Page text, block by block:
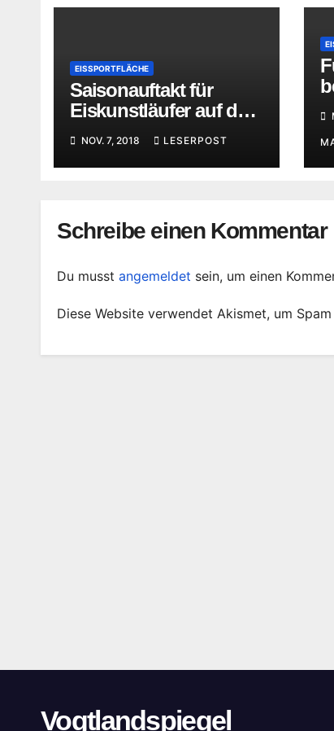
EISSPORTFLÄCHE
Saisonauftakt für
Eiskunstläufer auf dem
NOV. 7, 2018 LESERPOST
Schreibe einen Kommentar
Du musst angemeldet sein, um einen
Diese Website verwendet Akismet, um
Vogtlandspiegel